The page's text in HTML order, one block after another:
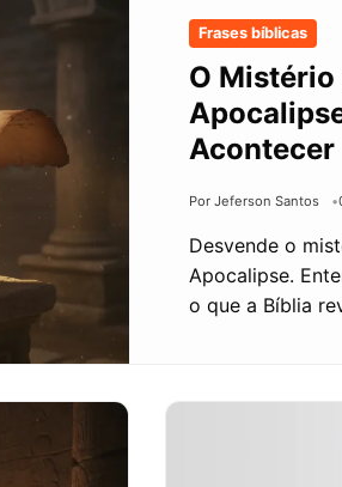
Frases bíblicas
O Mistério
Acontecer
Por Jeferson Santos
Desvende o
Apocalipse.
o que a Bíblia